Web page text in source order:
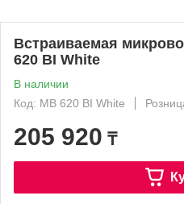
Встраиваемая
620 BI White
В наличии
Код: MB 620 BI White
205 920 ₸